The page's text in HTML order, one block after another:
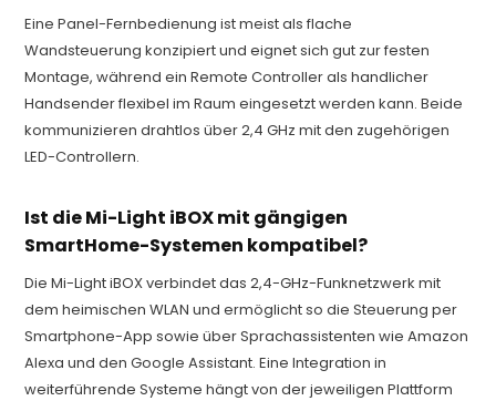
Eine Panel-Fernbedienung ist meist als flache
Wandsteuerung konzipiert und eignet sich gut zur festen
Montage, während ein Remote Controller als handlicher
Handsender flexibel im Raum eingesetzt werden kann. Beide
kommunizieren drahtlos über 2,4 GHz mit den zugehörigen
LED-Controllern.
Ist die Mi-Light iBOX mit gängigen
SmartHome-Systemen kompatibel?
Die Mi-Light iBOX verbindet das 2,4-GHz-Funknetzwerk mit
dem heimischen WLAN und ermöglicht so die Steuerung per
Smartphone-App sowie über Sprachassistenten wie Amazon
Alexa und den Google Assistant. Eine Integration in
weiterführende Systeme hängt von der jeweiligen Plattform